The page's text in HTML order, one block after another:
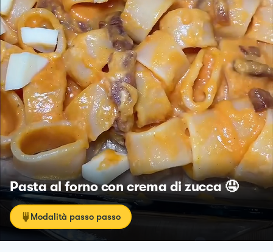
Pasta al forno con crema di zucca 🤤
Modalità passo passo